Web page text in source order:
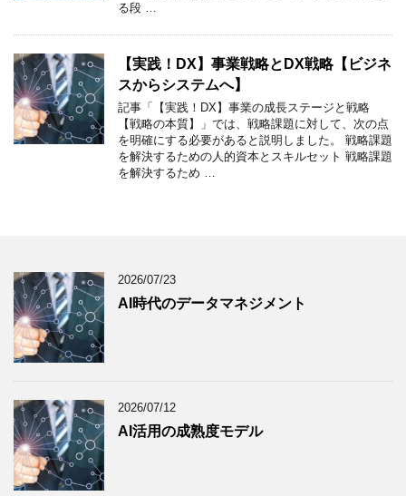
る段 …
【実践！DX】事業戦略とDX戦略【ビジネ
スからシステムへ】
記事「【実践！DX】事業の成長ステージと戦略
【戦略の本質】」では、戦略課題に対して、次の点
を明確にする必要があると説明しました。 戦略課題
を解決するための人的資本とスキルセット 戦略課題
を解決するため …
2026/07/23
AI時代のデータマネジメント
2026/07/12
AI活用の成熟度モデル